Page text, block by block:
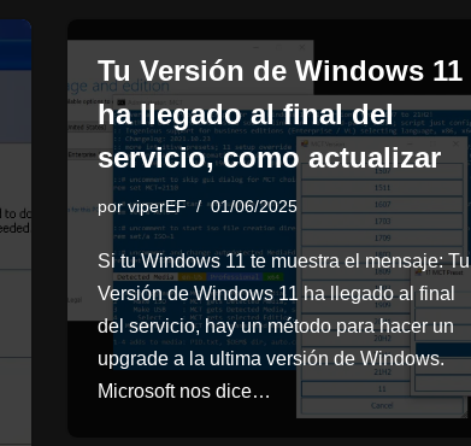
Tu Versión de Windows 11
ha llegado al final del
servicio, como actualizar
porviperEF 01/06/2025
Si tu Windows 11 te muestra el mensaje: Tu
Versión de Windows 11 ha llegado al final
del servicio, hay un método para hacer un
upgrade a la ultima versión de Windows.
Microsoft nos dice…